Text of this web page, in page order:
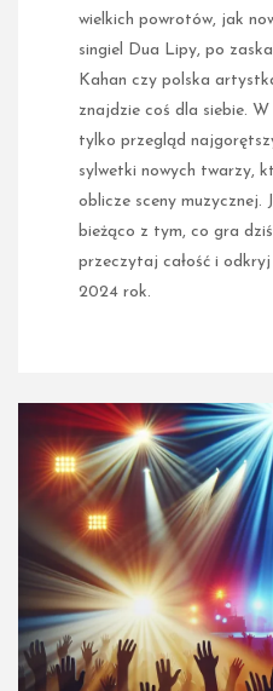
wielkich powrotów, jak
singiel Dua Lipy, po
Kahan czy polska
znajdzie coś dla siebie.
tylko przegląd
sylwetki nowych twarzy,
oblicze sceny muzycznej.
bieżąco z tym, co gra
przeczytaj całość i
2024 rok.